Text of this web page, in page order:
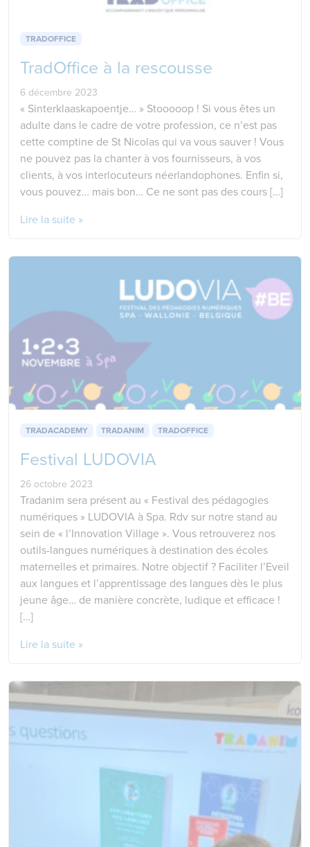
TRADOFFICE
TradOffice à la rescousse
6 décembre 2023
« Sinterklaaskapoentje… » Stooooop ! Si vous êtes un
adulte dans le cadre de votre profession, ce n’est pas
cette comptine de St Nicolas qui va vous sauver ! Vous
ne pouvez pas la chanter à vos fournisseurs, à vos
clients, à vos interlocuteurs néerlandophones. Enfin si,
vous pouvez… mais bon… Ce ne sont pas des cours […]
Lire la suite »
TRADACADEMY TRADANIM TRADOFFICE
Festival LUDOVIA
26 octobre 2023
Tradanim sera présent au « Festival des pédagogies
numériques » LUDOVIA à Spa. Rdv sur notre stand au
sein de « l’Innovation Village ». Vous retrouverez nos
outils-langues numériques à destination des écoles
maternelles et primaires. Notre objectif ? Faciliter l’Eveil
aux langues et l’apprentissage des langues dès le plus
jeune âge… de manière concrète, ludique et efficace !
[…]
Lire la suite »